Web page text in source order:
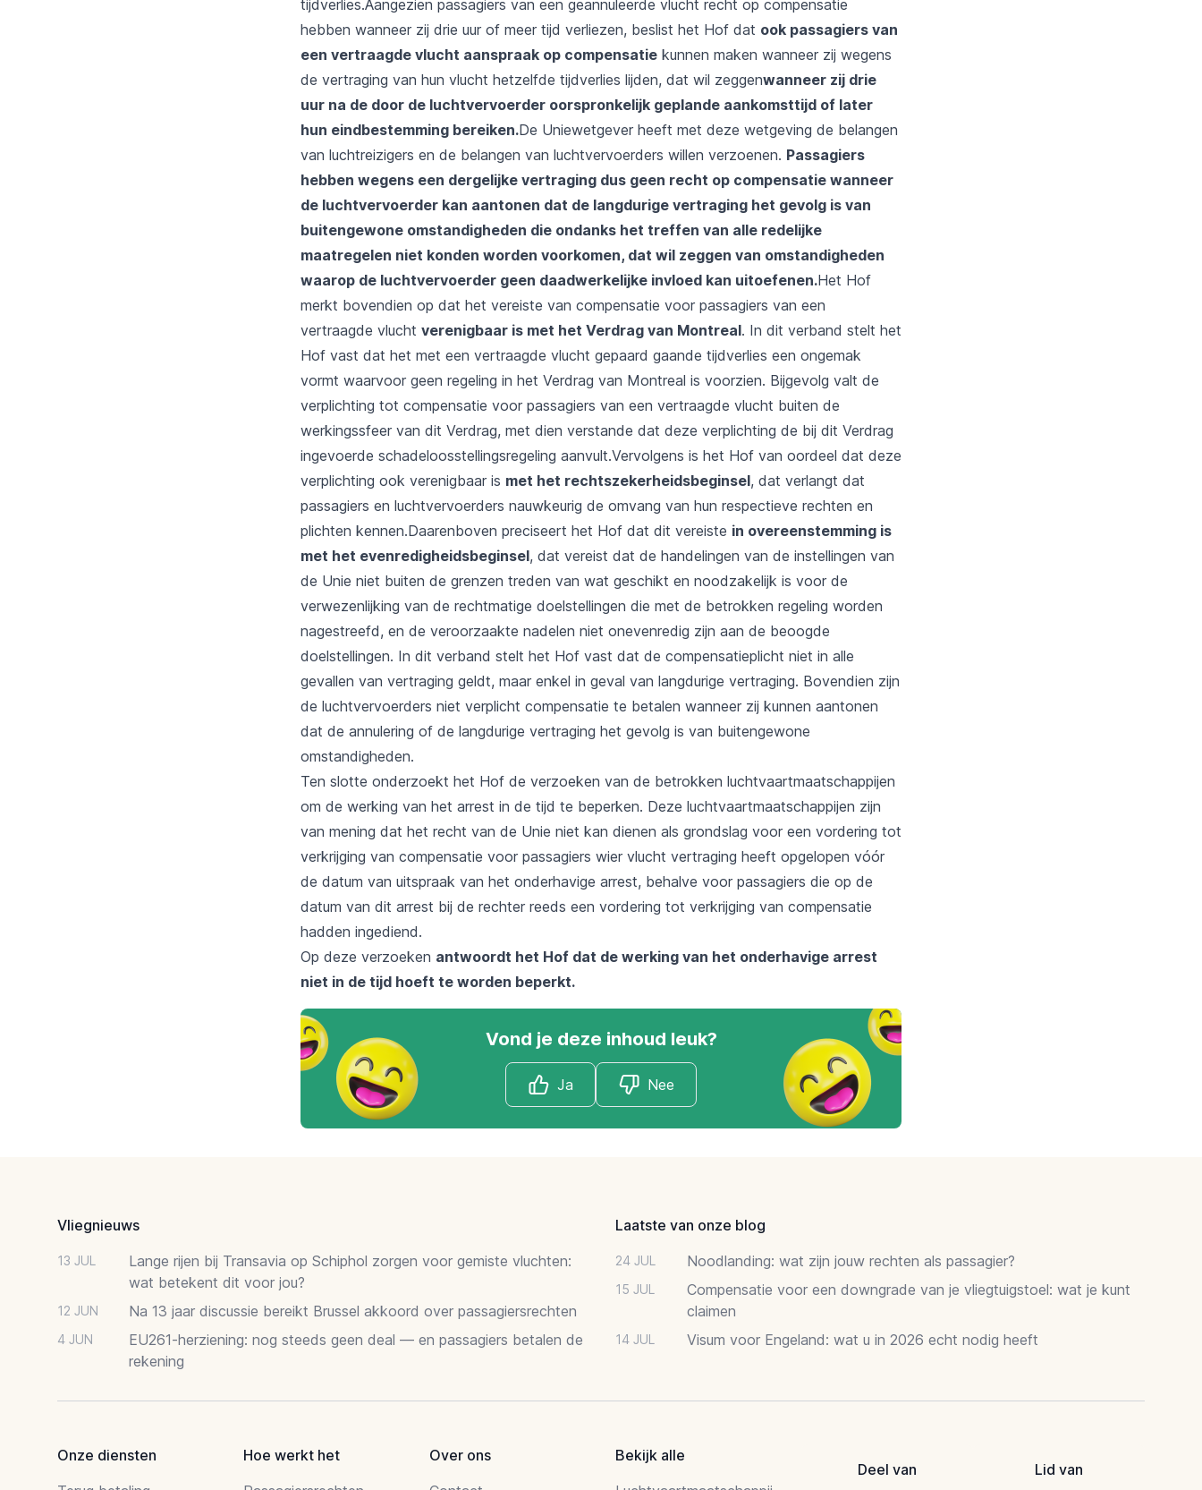
tijdverlies.Aangezien passagiers van een geannuleerde vlucht recht op compensatie
hebben wanneer zij drie uur of meer tijd verliezen, beslist het Hof dat ook passagiers van
een vertraagde vlucht aanspraak op compensatie kunnen maken wanneer zij wegens
de vertraging van hun vlucht hetzelfde tijdverlies lijden, dat wil zeggenwanneer zij drie
uur na de door de luchtvervoerder oorspronkelijk geplande aankomsttijd of later
hun eindbestemming bereiken.De Uniewetgever heeft met deze wetgeving de belangen
van luchtreizigers en de belangen van luchtvervoerders willen verzoenen. Passagiers
hebben wegens een dergelijke vertraging dus geen recht op compensatie wanneer
de luchtvervoerder kan aantonen dat de langdurige vertraging het gevolg is van
buitengewone omstandigheden die ondanks het treffen van alle redelijke
maatregelen niet konden worden voorkomen, dat wil zeggen van omstandigheden
waarop de luchtvervoerder geen daadwerkelijke invloed kan uitoefenen.Het Hof
merkt bovendien op dat het vereiste van compensatie voor passagiers van een
vertraagde vlucht verenigbaar is met het Verdrag van Montreal. In dit verband stelt het
Hof vast dat het met een vertraagde vlucht gepaard gaande tijdverlies een ongemak
vormt waarvoor geen regeling in het Verdrag van Montreal is voorzien. Bijgevolg valt de
verplichting tot compensatie voor passagiers van een vertraagde vlucht buiten de
werkingssfeer van dit Verdrag, met dien verstande dat deze verplichting de bij dit Verdrag
ingevoerde schadeloosstellingsregeling aanvult.Vervolgens is het Hof van oordeel dat deze
verplichting ook verenigbaar is met het rechtszekerheidsbeginsel, dat verlangt dat
passagiers en luchtvervoerders nauwkeurig de omvang van hun respectieve rechten en
plichten kennen.Daarenboven preciseert het Hof dat dit vereiste in overeenstemming is
met het evenredigheidsbeginsel, dat vereist dat de handelingen van de instellingen van
de Unie niet buiten de grenzen treden van wat geschikt en noodzakelijk is voor de
verwezenlijking van de rechtmatige doelstellingen die met de betrokken regeling worden
nagestreefd, en de veroorzaakte nadelen niet onevenredig zijn aan de beoogde
doelstellingen. In dit verband stelt het Hof vast dat de compensatieplicht niet in alle
gevallen van vertraging geldt, maar enkel in geval van langdurige vertraging. Bovendien zijn
de luchtvervoerders niet verplicht compensatie te betalen wanneer zij kunnen aantonen
dat de annulering of de langdurige vertraging het gevolg is van buitengewone
omstandigheden.
Ten slotte onderzoekt het Hof de verzoeken van de betrokken luchtvaartmaatschappijen
om de werking van het arrest in de tijd te beperken. Deze luchtvaartmaatschappijen zijn
van mening dat het recht van de Unie niet kan dienen als grondslag voor een vordering tot
verkrijging van compensatie voor passagiers wier vlucht vertraging heeft opgelopen vóór
de datum van uitspraak van het onderhavige arrest, behalve voor passagiers die op de
datum van dit arrest bij de rechter reeds een vordering tot verkrijging van compensatie
hadden ingediend.
Op deze verzoeken antwoordt het Hof dat de werking van het onderhavige arrest
niet in de tijd hoeft te worden beperkt.
Vond je deze inhoud leuk?
Ja Nee
Vliegnieuws
13 JUL
Lange rijen bij Transavia op Schiphol zorgen voor gemiste vluchten:
wat betekent dit voor jou?
12 JUN Na 13 jaar discussie bereikt Brussel akkoord over passagiersrechten
4 JUN
EU261-herziening: nog steeds geen deal — en passagiers betalen de
rekening
Laatste van onze blog
24 JUL Noodlanding: wat zijn jouw rechten als passagier?
15 JUL
Compensatie voor een downgrade van je vliegtuigstoel: wat je kunt
claimen
14 JUL Visum voor Engeland: wat u in 2026 echt nodig heeft
Onze diensten
Hoe werkt het
Over ons
Bekijk alle
Deel van Lid van